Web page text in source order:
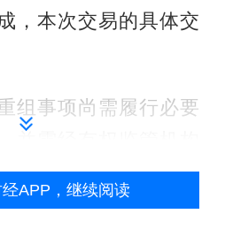
，本次交易的具体交
组事项尚需履行必要
施，能否最终成功实
请广大投资者关注后
APP，继续阅读